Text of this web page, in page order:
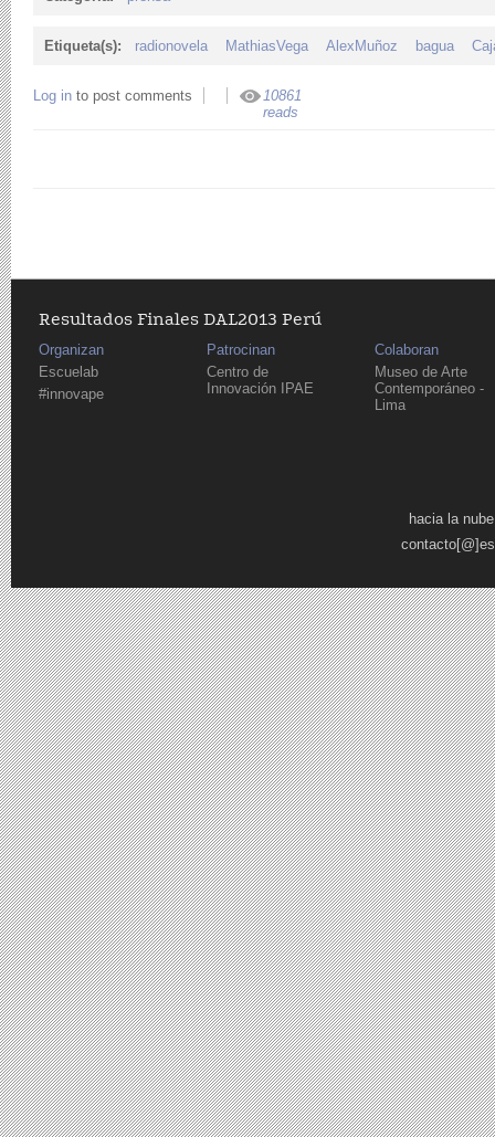
Etiqueta(s): radionovela MathiasVega AlexMuñoz bagua
Log in to post comments
10861
reads
Resultados Finales DAL2013 Perú
Organizan
Escuelab
#innovape
Patrocinan
Centro de
Innovación IPAE
Colaboran
Museo de Arte
Contemporáneo -
Lima
hacia la